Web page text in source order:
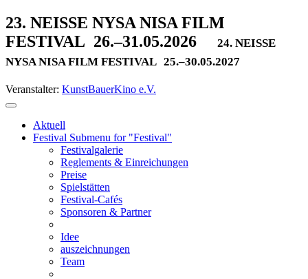
23. NEISSE NYSA NISA FILM
FESTIVAL 26.–31.05.2026
24. NEISSE
NYSA NISA FILM FESTIVAL 25.–30.05.2027
Veranstalter: KunstBauerKino e.V.
Aktuell
Festival Submenu for "Festival"
Festivalgalerie
Reglements & Einreichungen
Preise
Spielstätten
Festival-Cafés
Sponsoren & Partner
Idee
auszeichnungen
Team